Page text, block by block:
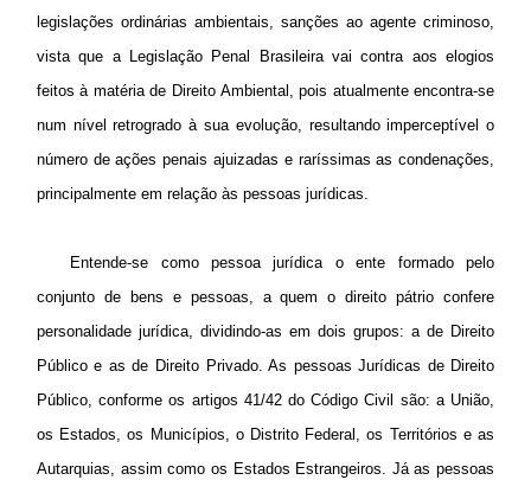
legislações ordinárias ambientais, sanções ao agente criminoso,
vista que a Legislação Penal Brasileira vai contra aos elogios
feitos à matéria de Direito Ambiental, pois atualmente encontra-se
num nível retrogrado à sua evolução, resultando imperceptível o
número de ações penais ajuizadas e raríssimas as condenações,
principalmente em relação às pessoas jurídicas.
Entende-se comopessoa jurídica o ente formado pelo
conjunto de bens e pessoas, a quem o direito pátrio confere
personalidade jurídica, dividindo-as em dois grupos: a de Direito
Público e as de Direito Privado. As pessoas Jurídicas de Direito
Público, conforme os artigos 41/42 do Código Civil são: a União,
os Estados, os Municípios, o Distrito Federal, os Territórios e as
Autarquias, assimcomo os Estados Estrangeiros. Já as pessoas